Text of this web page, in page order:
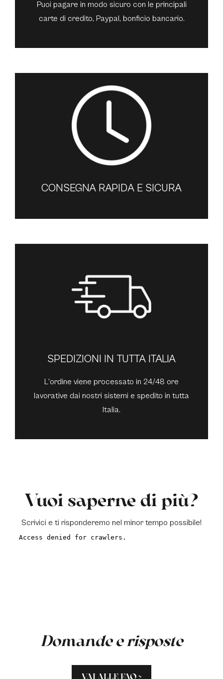
Puoi pagare in modo sicuro con le principali
carte di credito, Paypal, bonficio bancario.
CONSEGNA RAPIDA E SICURA
SPEDIZIONI IN TUTTA ITALIA
L'ordine viene processato in 24/48 ore
lavorative dai nostri sistemi e spedito in tutta
Italia.
Vuoi saperne di più?
Scrivici e ti risponderemo nel minor tempo possibile!
Domande e risposte
VAI ALLE FAQ >